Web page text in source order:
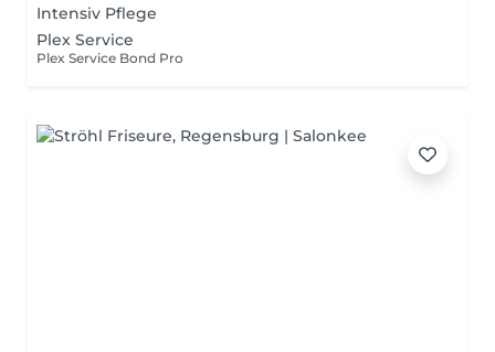
Intensiv Pflege
Plex Service
Plex Service Bond Pro